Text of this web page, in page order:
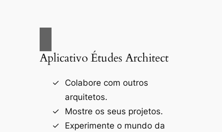
Aplicativo Études Architect
Colabore com outros
arquitetos.
Mostre os seus projetos.
Experimente o mundo da